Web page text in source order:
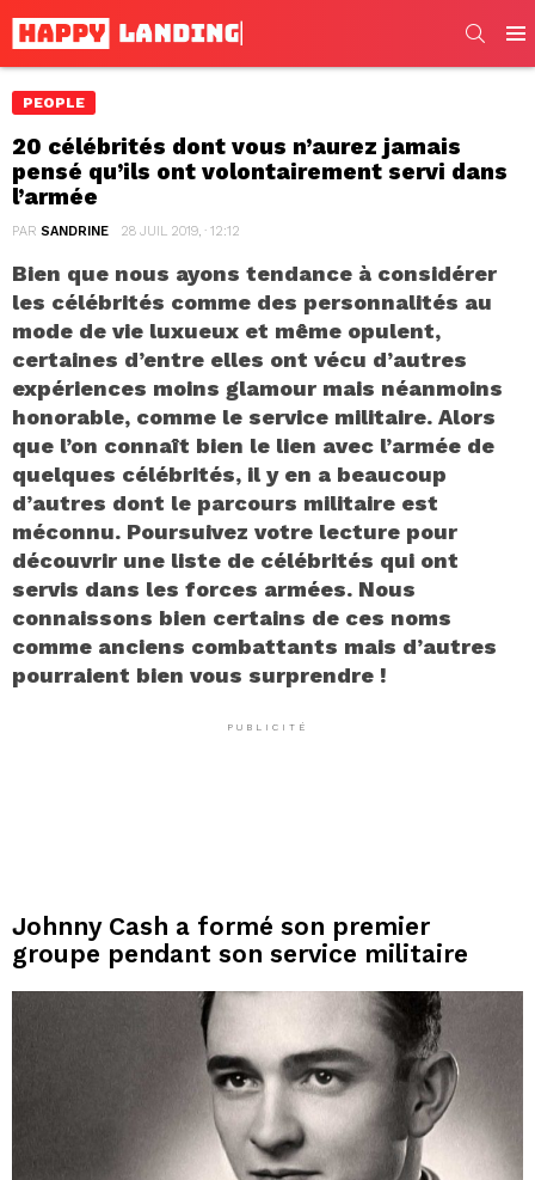
PEOPLE
20 célébrités dont vous n’aurez jamais
pensé qu’ils ont volontairement servi dans
l’armée
PAR SANDRINE 28 JUIL 2019, · 12:12
Bien que nous ayons tendance à considérer
les célébrités comme des personnalités au
mode de vie luxueux et même opulent,
certaines d’entre elles ont vécu d’autres
expériences moins glamour mais néanmoins
honorable, comme le service militaire. Alors
que l’on connaît bien le lien avec l’armée de
quelques célébrités, il y en a beaucoup
d’autres dont le parcours militaire est
méconnu. Poursuivez votre lecture pour
découvrir une liste de célébrités qui ont
servis dans les forces armées. Nous
connaissons bien certains de ces noms
comme anciens combattants mais d’autres
pourraient bien vous surprendre !
PUBLICITÉ
Johnny Cash a formé son premier
groupe pendant son service militaire